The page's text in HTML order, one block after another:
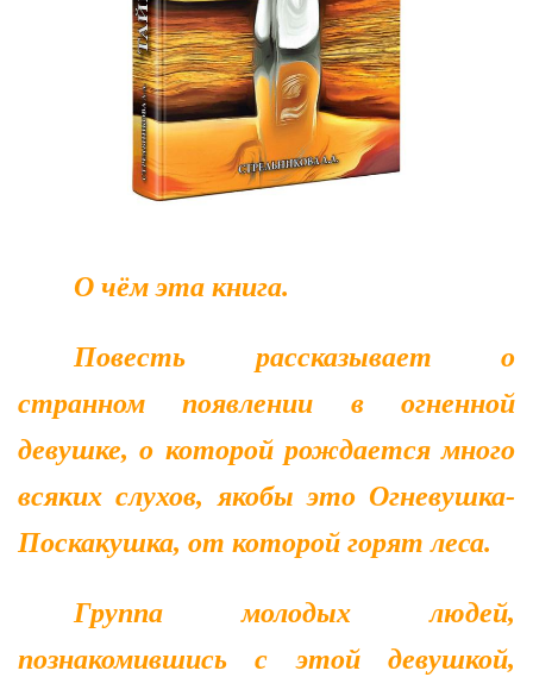
О чём эта книга.
Повесть рассказывает о
странном появлении в огненной
девушке, о которой рождается много
всяких слухов, якобы это Огневушка-
Поскакушка, от которой горят леса.
Группа молодых людей,
познакомившись с этой девушкой,